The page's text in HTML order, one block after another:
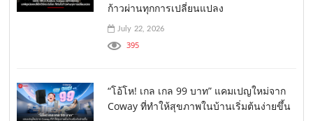
ก้าวผ่านทุกการเปลี่ยนแปลง
July 22, 2026
395
“โอ้โห! เกล เกล 99 บาท” แคมเปญใหม่จาก
Coway ที่ทำให้สุขภาพในบ้านเริ่มต้นง่ายขึ้น